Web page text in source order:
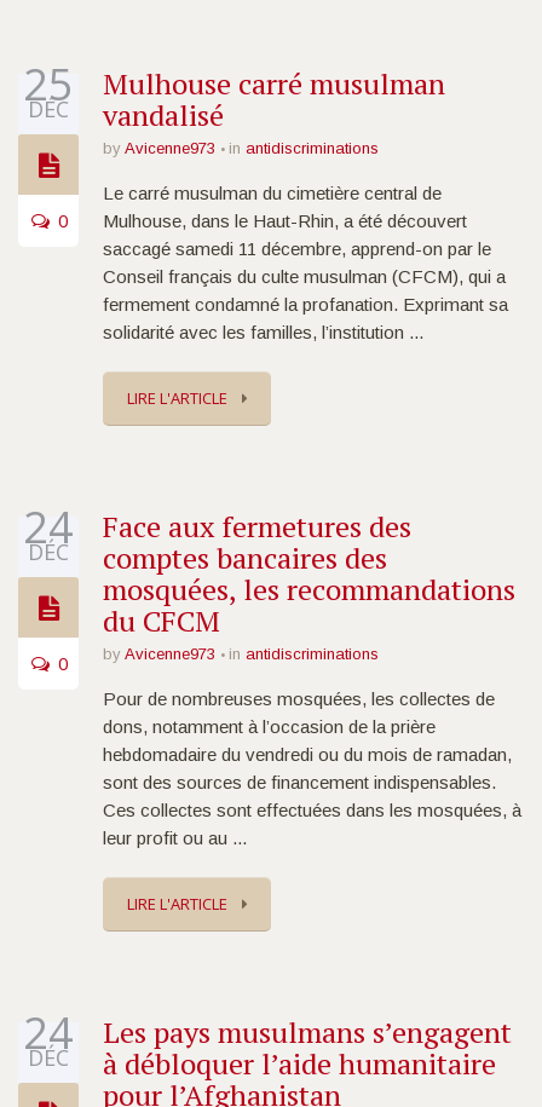
25
DÉC
0
Mulhouse carré musulman
vandalisé
by Avicenne973 in antidiscriminations
Le carré musulman du cimetière central de
Mulhouse, dans le Haut-Rhin, a été découvert
saccagé samedi 11 décembre, apprend-on par le
Conseil français du culte musulman (CFCM), qui a
fermement condamné la profanation. Exprimant sa
solidarité avec les familles, l’institution ...
LIRE L'ARTICLE
24
DÉC
0
Face aux fermetures des
comptes bancaires des
mosquées, les recommandations
du CFCM
by Avicenne973 in antidiscriminations
Pour de nombreuses mosquées, les collectes de
dons, notamment à l’occasion de la prière
hebdomadaire du vendredi ou du mois de ramadan,
sont des sources de financement indispensables.
Ces collectes sont effectuées dans les mosquées, à
leur profit ou au ...
LIRE L'ARTICLE
24
DÉC
Les pays musulmans s’engagent
à débloquer l’aide humanitaire
pour l’Afghanistan